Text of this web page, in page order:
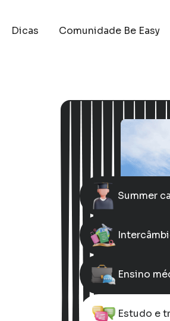
Dicas Comunidade Be Easy
Summer
Ensino
Estudo e